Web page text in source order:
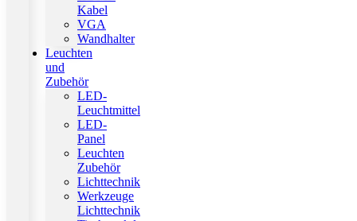
Kabel
VGA
Wandhalter
Leuchten
und
Zubehör
LED-
Leuchtmittel
LED-
Panel
Leuchten
Zubehör
Lichttechnik
Werkzeuge
Lichttechnik